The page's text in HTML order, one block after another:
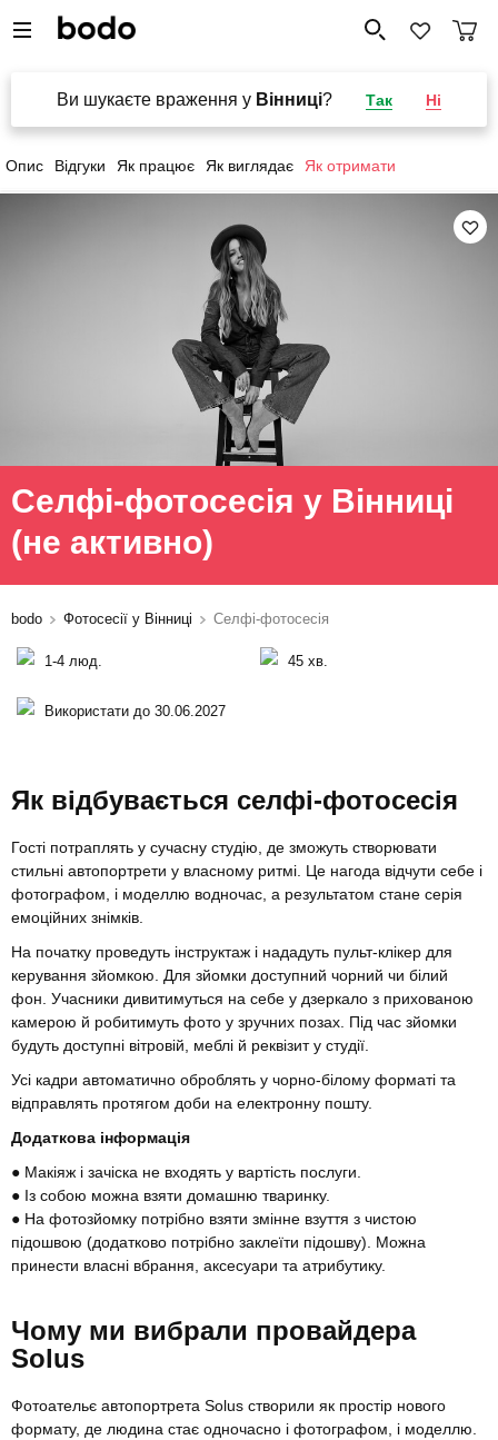
Ви шукаєте враження у Вінниці? Так Ні
Опис Відгуки Як працює Як виглядає Як отримати
Селфі-фотосесія у Вінниці
(не активно)
bodo Фотосесії у Вінниці Селфі-фотосесія
1-4 люд. 45 хв.
Використати до 30.06.2027
Як відбувається селфі-фотосесія
Гості потраплять у сучасну студію, де зможуть створювати
стильні автопортрети у власному ритмі. Це нагода відчути себе і
фотографом, і моделлю водночас, а результатом стане серія
емоційних знімків.
На початку проведуть інструктаж і нададуть пульт-клікер для
керування зйомкою. Для зйомки доступний чорний чи білий
фон. Учасники дивитимуться на себе у дзеркало з прихованою
камерою й робитимуть фото у зручних позах. Під час зйомки
будуть доступні вітровій, меблі й реквізит у студії.
Усі кадри автоматично оброблять у чорно-білому форматі та
відправлять протягом доби на електронну пошту.
Додаткова інформація
● Макіяж і зачіска не входять у вартість послуги.
● Із собою можна взяти домашню тваринку.
● На фотозйомку потрібно взяти змінне взуття з чистою
підошвою (додатково потрібно заклеїти підошву). Можна
принести власні вбрання, аксесуари та атрибутику.
Чому ми вибрали провайдера
Solus
Фотоательє автопортрета Solus створили як простір нового
формату, де людина стає одночасно і фотографом, і моделлю.